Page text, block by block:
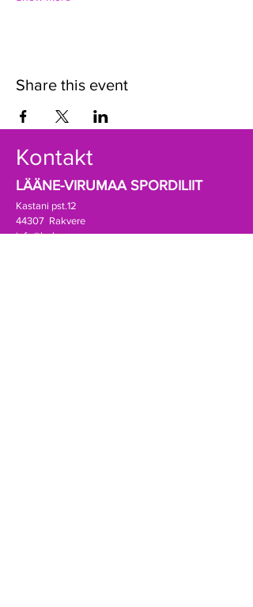
Share this event
Kontakt
LÄÄNE-VIRUMAA SPORDILIIT
Kastani pst.12
44307 Rakvere
info@lvsl.ee